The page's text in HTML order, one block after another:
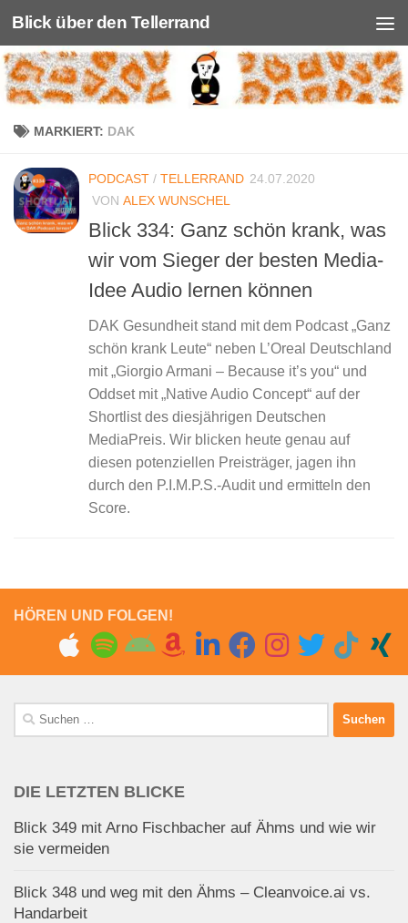
Unter dem Inhalt
Blick über den Tellerrand
MARKIERT: DAK
PODCAST / TELLERRAND 24.07.2020
VON ALEX WUNSCHEL
Blick 334: Ganz schön krank, was
wir vom Sieger der besten Media-
Idee Audio lernen können
DAK Gesundheit stand mit dem Podcast „Ganz
schön krank Leute“ neben L’Oreal Deutschland
mit „Giorgio Armani – Because it’s you“ und
Oddset mit „Native Audio Concept“ auf der
Shortlist des diesjährigen Deutschen
MediaPreis. Wir blicken heute genau auf
diesen potenziellen Preisträger, jagen ihn
durch den P.I.M.P.S.-Audit und ermitteln den
Score.
HÖREN UND FOLGEN!
Suchen
nach:
DIE LETZTEN BLICKE
Blick 349 mit Arno Fischbacher auf Ähms und wie wir
sie vermeiden
Blick 348 und weg mit den Ähms – Cleanvoice.ai vs.
Handarbeit